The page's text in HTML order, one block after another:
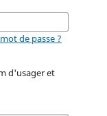
de passe ?
d'usager et